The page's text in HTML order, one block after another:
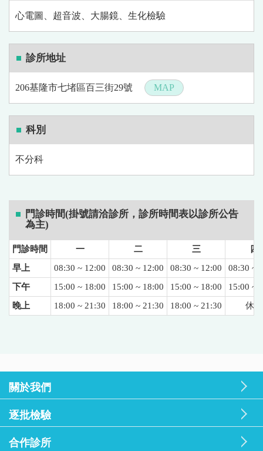
心電圖、超音波、大腸鏡、生化檢驗
診所地址
206基隆市七堵區百三街29號 MAP
科別
不分科
門診時間(掛號請洽診所，診所時間表以診所公告
為主)
門診時間 一 二 三
四
早上
08:30 ~ 12:00 08:30 ~ 12:00 08:30 ~ 12:00
08:30 ~
下午
15:00 ~ 18:00 15:00 ~ 18:00 15:00 ~ 18:00
15:00 ~
晚上
18:00 ~ 21:30 18:00 ~ 21:30 18:00 ~ 21:30 休診
關於我們
逐批檢驗
合作診所